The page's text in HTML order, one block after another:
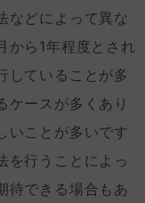
などによって異な
から1年程度とされ
していることが多
ケースが多くあり
いことが多いです
を行うことによっ
待できる場合もあ